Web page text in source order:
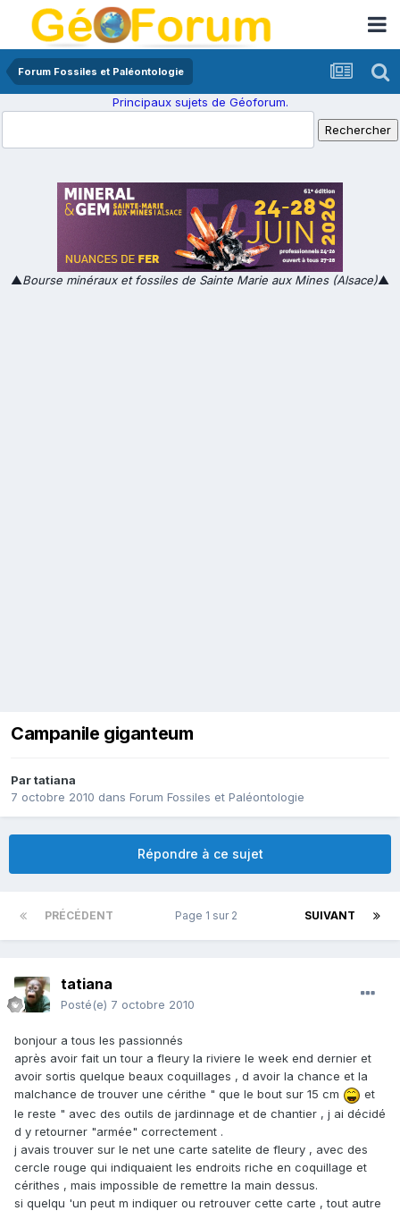
Forum Fossiles et Paléontologie
Principaux sujets de Géoforum.
▲Bourse minéraux et fossiles de Sainte Marie aux Mines (Alsace)▲
Campanile giganteum
Partatiana
7 octobre 2010 dans Forum Fossiles et Paléontologie
Répondre à ce sujet
PRÉCÉDENT SUIVANT
Page 1 sur 2
tatiana
Posté(e) 7 octobre 2010
bonjour a tous les passionnés
après avoir fait un tour a fleury la riviere le week end dernier et
avoir sortis quelque beaux coquillages , d avoir la chance et la
malchance de trouver une cérithe " que le bout sur 15 cm
et
le reste " avec des outils de jardinnage et de chantier , j ai décidé
d y retourner "armée" correctement .
j avais trouver sur le net une carte satelite de fleury , avec des
cercle rouge qui indiquaient les endroits riche en coquillage et
cérithes , mais impossible de remettre la main dessus.
si quelqu 'un peut m indiquer ou retrouver cette carte , tout autre